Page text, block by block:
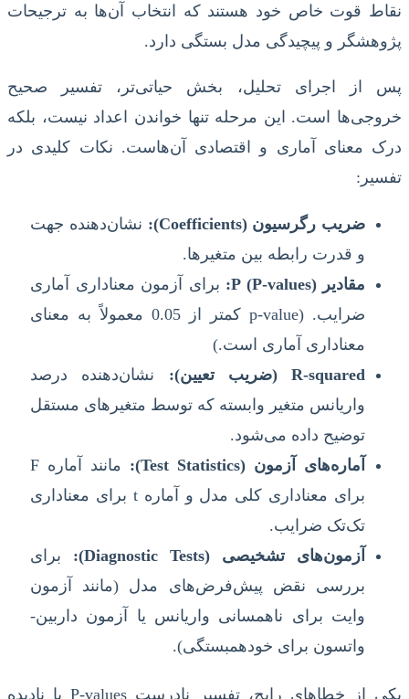
نقاط قوت خاص خود هستند که انتخاب آن‌ها به ترجیحات
پژوهشگر و پیچیدگی مدل بستگی دارد.
پس از اجرای تحلیل، بخش حیاتی‌تر، تفسیر صحیح
خروجی‌ها است. این مرحله تنها خواندن اعداد نیست، بلکه
درک معنای آماری و اقتصادی آن‌هاست. نکات کلیدی در
تفسیر:
ضریب رگرسیون (Coefficients):
نشان‌دهنده جهت
و قدرت رابطه بین متغیرها.
مقادیر P (P-values):
برای آزمون معناداری آماری
ضرایب. (p-value کمتر از 0.05 معمولاً به معنای
معناداری آماری است.)
R-squared (ضریب تعیین):
نشان‌دهنده درصد
واریانس متغیر وابسته که توسط متغیرهای مستقل
توضیح داده می‌شود.
آماره‌های آزمون (Test Statistics):
مانند آماره F
برای معناداری کلی مدل و آماره t برای معناداری
تک‌تک ضرایب.
آزمون‌های تشخیصی (Diagnostic Tests):
برای
بررسی نقض پیش‌فرض‌های مدل (مانند آزمون
وایت برای ناهمسانی واریانس یا آزمون داربین-
واتسون برای خودهمبستگی).
یکی از خطاهای رایج، تفسیر نادرست P-values یا نادیده